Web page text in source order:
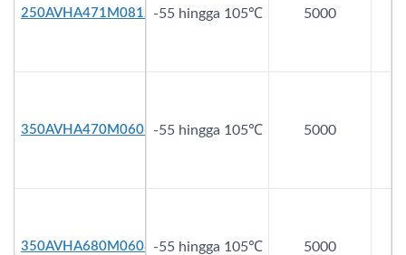
-55 hingga 105℃ 5000
-55 hingga 105℃ 5000
-55 hingga 105℃ 5000
250AVHA471M0812
350AVHA470M0606
350AVHA680M0608